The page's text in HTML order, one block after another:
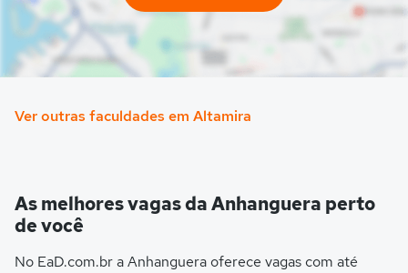
Ver outras faculdades em Altamira
As melhores vagas da Anhanguera perto
de você
No EaD.com.br a Anhanguera oferece vagas com até